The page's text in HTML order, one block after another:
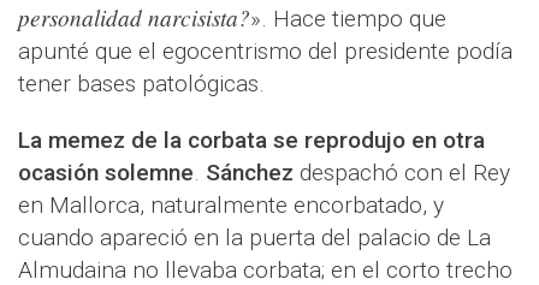
personalidad narcisista?». Hace tiempo que
apunté que el egocentrismo del presidente podía
tener bases patológicas.
La memez de la corbata se reprodujo en otra
ocasión solemne. Sánchez despachó con el Rey
en Mallorca, naturalmente encorbatado, y
cuando apareció en la puerta del palacio de La
Almudaina no llevaba corbata; en el corto trecho